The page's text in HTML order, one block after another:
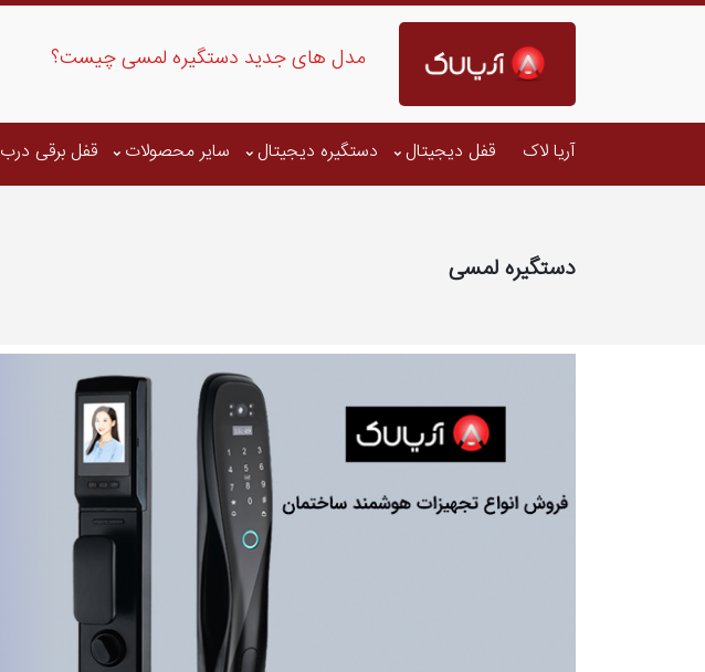
مدل های جدید دستگیره لمسی چیست؟
آریا لاک قفل دیجیتال دستگیره دیجیتال سایر محصولات قفل برقی درب
دستگیره لمسی